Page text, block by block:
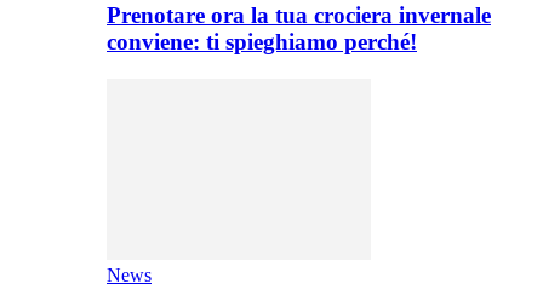
Prenotare ora la tua crociera invernale
conviene: ti spieghiamo perché!
News